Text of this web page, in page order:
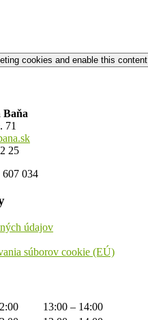
cookies and enable this content
Baňa
71
25
607 034
údajov
súborov cookie (EÚ)
13:00 – 14:00